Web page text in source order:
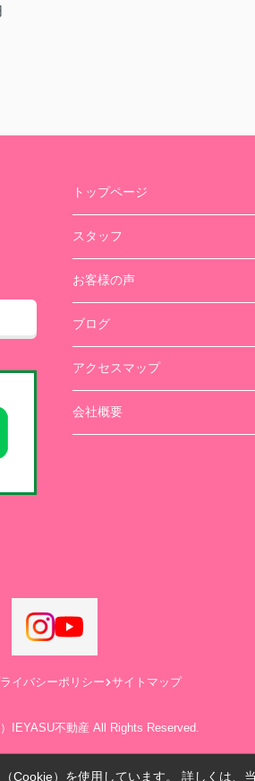
トップページ
スタッフ
お客様の声
ブログ
アクセスマップ
会社概要
イバシーポリシー サイトマップ
IEYASU不動産 All Rights Reserved.
Cookie）を使用しています。 詳しくは、